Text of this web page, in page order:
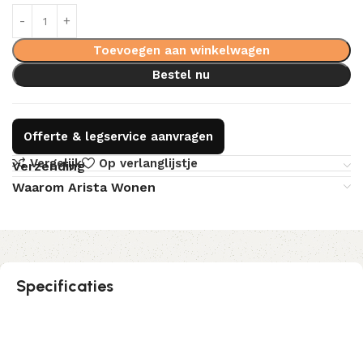
Toevoegen aan winkelwagen
Bestel nu
Offerte & legservice aanvragen
Vergelijk
Op verlanglijstje
Verzending
Waarom Arista Wonen
Specificaties